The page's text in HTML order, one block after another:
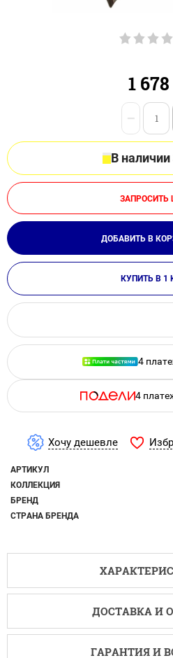
1 678
−
В
ЗАПРОСИТЬ
ДОБАВИТЬ В
КУПИТЬ В 1
4
4
Хочу дешевле
АРТИКУЛ
КОЛЛЕКЦИЯ
БРЕНД
СТРАНА БРЕНДА
ДОСТАВКА И
ГАРАНТИЯ И